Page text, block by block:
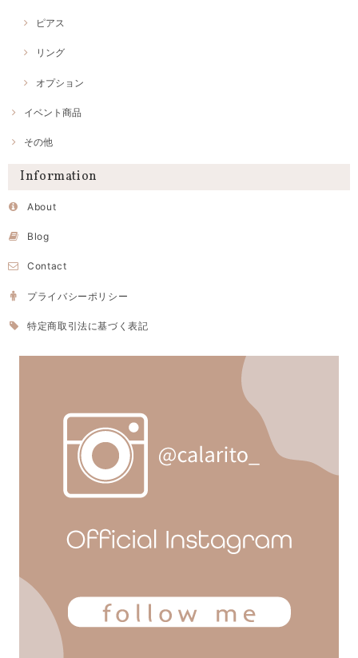
ピアス
リング
オプション
イベント商品
その他
Information
About
Blog
Contact
プライバシーポリシー
特定商取引法に基づく表記